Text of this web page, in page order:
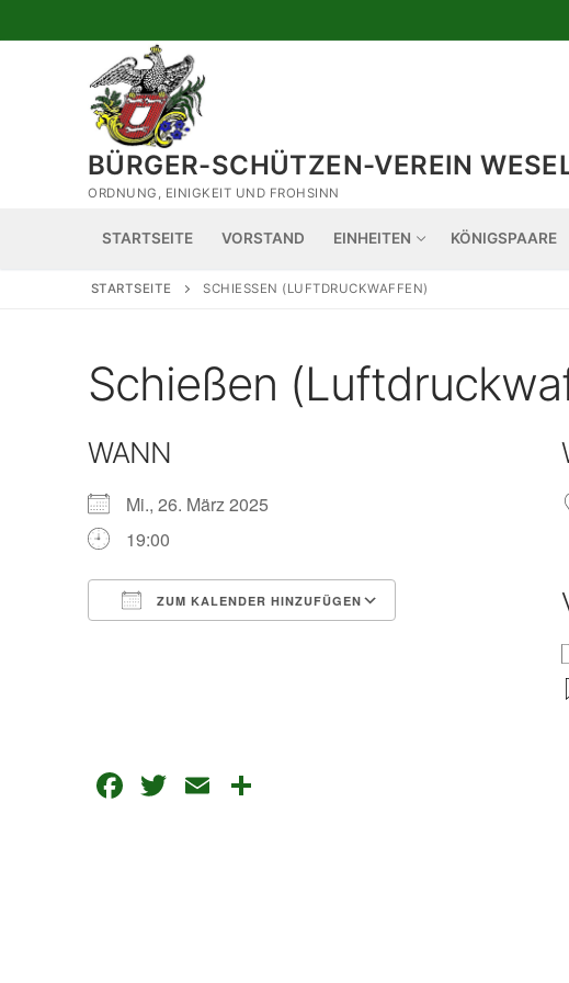
Inhalt
BÜRGER-SCHÜTZEN-VEREIN
ORDNUNG, EINIGKEIT UND FROHSINN
STARTSEITE VORSTAND EINHEITEN KÖNIGSPAARE
STARTSEITE SCHIESSEN (LUFTDRUCKWAFFEN)
Schießen
WANN
Mi., 26. März 2025
19:00
ZUM KALENDER HINZUFÜGEN
Facebook
Twitter
Email